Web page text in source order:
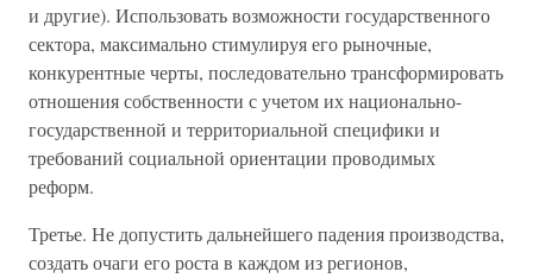
и другие). Использовать возможности государственного
сектора, максимально стимулируя его рыночные,
конкурентные черты, последовательно трансформировать
отношения собственности с учетом их национально-
государственной и территориальной специфики и
требований социальной ориентации проводимых
реформ.
Третье. Не допустить дальнейшего падения производства,
создать очаги его роста в каждом из регионов,